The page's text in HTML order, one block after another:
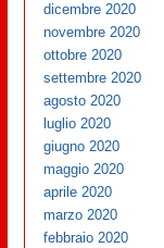
dicembre 2020
novembre 2020
ottobre 2020
settembre 2020
agosto 2020
luglio 2020
giugno 2020
maggio 2020
aprile 2020
marzo 2020
febbraio 2020